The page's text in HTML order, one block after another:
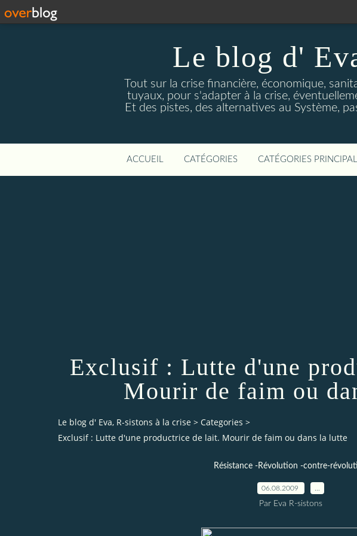
Le blog d'
Tout sur la crise financière, économique,
tuyaux, pour s'adapter à la crise,
Et des pistes, des alternatives au Système,
ACCUEIL CATÉGORIES CATÉGORIES
Exclusif : Lutte d'une
Mourir de faim ou
Le blog d' Eva, R-sistons à la crise > Categories >
Exclusif : Lutte d'une productrice de lait. Mourir de faim ou dans la lutte
Résistance -Révolution -contre-
06.08.2009
Par Eva R-sistons